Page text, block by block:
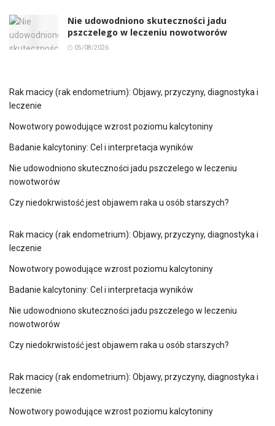
Nie udowodniono skuteczności jadu
pszczelego w leczeniu nowotworów
05/08/2026
Rak macicy (rak endometrium): Objawy, przyczyny, diagnostyka i
leczenie
Nowotwory powodujące wzrost poziomu kalcytoniny
Badanie kalcytoniny: Cel i interpretacja wyników
Nie udowodniono skuteczności jadu pszczelego w leczeniu
nowotworów
Czy niedokrwistość jest objawem raka u osób starszych?
Rak macicy (rak endometrium): Objawy, przyczyny, diagnostyka i
leczenie
Nowotwory powodujące wzrost poziomu kalcytoniny
Badanie kalcytoniny: Cel i interpretacja wyników
Nie udowodniono skuteczności jadu pszczelego w leczeniu
nowotworów
Czy niedokrwistość jest objawem raka u osób starszych?
Rak macicy (rak endometrium): Objawy, przyczyny, diagnostyka i
leczenie
Nowotwory powodujące wzrost poziomu kalcytoniny